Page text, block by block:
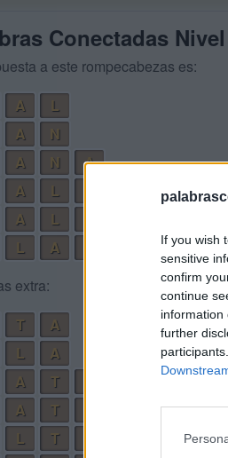
If you wish
sensitive
confirm
continue
information
further
Conectadas
a este rompecabezas es:
A
L
A
N
A N
A
A L
A L
L A
A
extra:
T
A
L
A
A T
A T
L T